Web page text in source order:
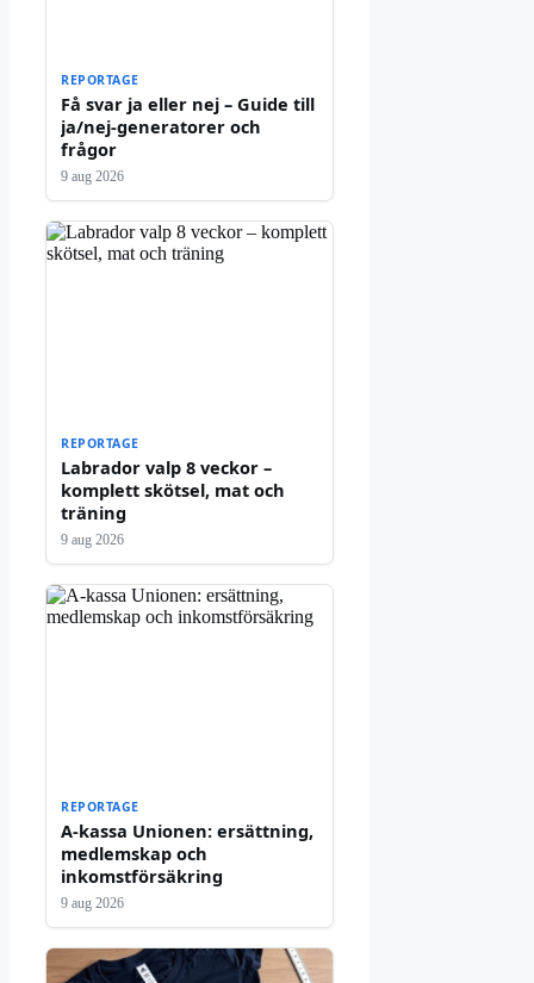
REPORTAGE
Få svar ja eller nej – Guide till
ja/nej-generatorer och
frågor
9 aug 2026
REPORTAGE
Labrador valp 8 veckor –
komplett skötsel, mat och
träning
9 aug 2026
REPORTAGE
A-kassa Unionen: ersättning,
medlemskap och
inkomstförsäkring
9 aug 2026